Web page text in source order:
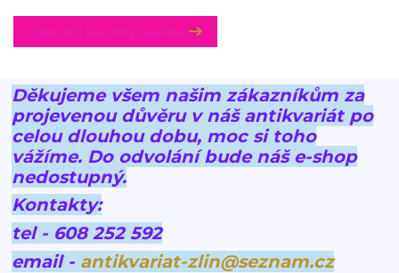
Děkujeme všem našim zákazníkům za
projevenou důvěru v náš antikvariát po
celou dlouhou dobu, moc si toho
vážíme. Do odvolání bude náš e-shop
nedostupný.
Kontakty:
tel - 608 252 592
email - antikvariat-zlin@seznam.cz